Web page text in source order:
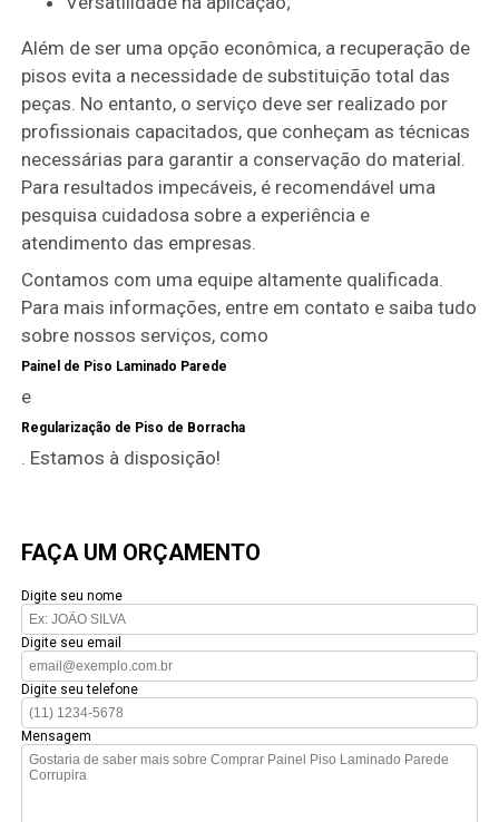
Além de ser uma opção econômica, a recuperação de
pisos evita a necessidade de substituição total das
peças. No entanto, o serviço deve ser realizado por
profissionais capacitados, que conheçam as técnicas
necessárias para garantir a conservação do material.
Para resultados impecáveis, é recomendável uma
pesquisa cuidadosa sobre a experiência e
atendimento das empresas.
Contamos com uma equipe altamente qualificada.
Para mais informações, entre em contato e saiba tudo
sobre nossos serviços, como
Painel de Piso Laminado Parede
e
Regularização de Piso de Borracha
. Estamos à disposição!
FAÇA UM ORÇAMENTO
Digite seu nome
Digite seu email
Digite seu telefone
Mensagem